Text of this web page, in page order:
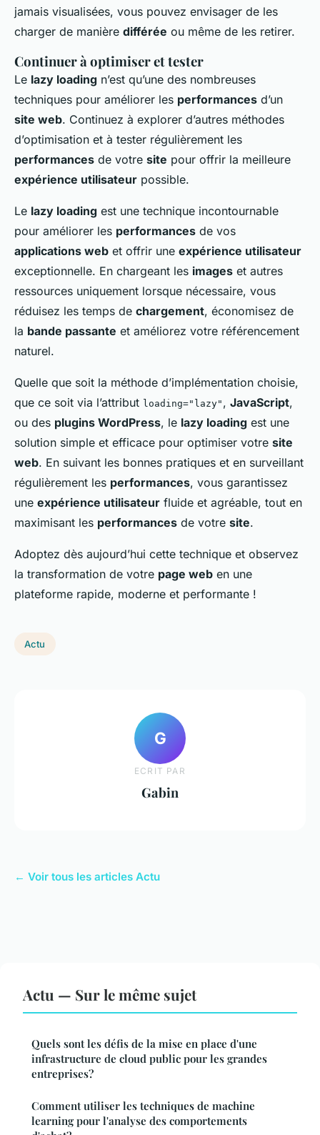
jamais visualisées, vous pouvez envisager de les
charger de manière différée ou même de les retirer.
Continuer à optimiser et tester
Le lazy loading n’est qu’une des nombreuses
techniques pour améliorer les performances d’un
site web. Continuez à explorer d’autres méthodes
d’optimisation et à tester régulièrement les
performances de votre site pour offrir la meilleure
expérience utilisateur possible.
Le lazy loading est une technique incontournable
pour améliorer les performances de vos
applications web et offrir une expérience utilisateur
exceptionnelle. En chargeant les images et autres
ressources uniquement lorsque nécessaire, vous
réduisez les temps de chargement, économisez de
la bande passante et améliorez votre référencement
naturel.
Quelle que soit la méthode d’implémentation choisie,
que ce soit via l’attribut loading="lazy" , JavaScript,
ou des plugins WordPress, le lazy loading est une
solution simple et efficace pour optimiser votre site
web. En suivant les bonnes pratiques et en surveillant
régulièrement les performances, vous garantissez
une expérience utilisateur fluide et agréable, tout en
maximisant les performances de votre site.
Adoptez dès aujourd’hui cette technique et observez
la transformation de votre page web en une
plateforme rapide, moderne et performante !
Actu
G
ECRIT PAR
Gabin
← Voir tous les articles Actu
Actu — Sur le même sujet
Quels sont les défis de la mise en place d'une
infrastructure de cloud public pour les grandes
entreprises?
Comment utiliser les techniques de machine
learning pour l'analyse des comportements